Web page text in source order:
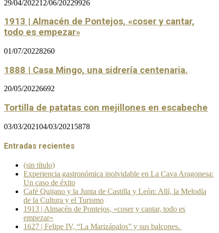
29/04/202212/06/20229926
1913 | Almacén de Pontejos, «coser y cantar,
todo es empezar»
01/07/20228260
1888 | Casa Mingo, una sidrería centenaria.
20/05/20226692
Tortilla de patatas con mejillones en escabeche
03/03/202104/03/2021 5878
Entradas recientes
(sin título)
Experiencia gastronómica inolvidable en La Cava Aragonesa:
Un caso de éxito
Café Quijano y la Junta de Castilla y León: Allí, la Melodía
de la Cultura y el Turismo
1913 | Almacén de Pontejos, «coser y cantar, todo es
empezar»
1627 | Felipe IV, “La Marizápalos” y sus balcones.